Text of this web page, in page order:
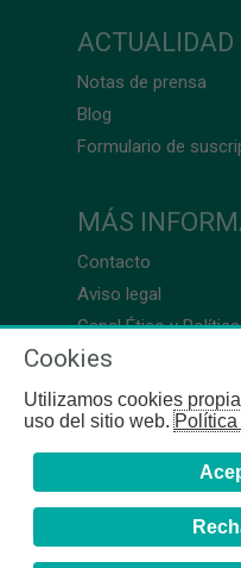
ACTUALIDAD
Notas de prensa
Blog
Formulario de
MÁS
Contacto
Aviso legal
Canal Ético y
Cookies
Utilizamos cookies
uso del sitio web.